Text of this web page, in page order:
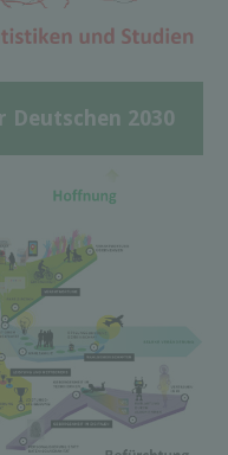
Deutschen 2030